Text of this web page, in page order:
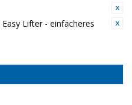
Easy Lifter - einfacheres